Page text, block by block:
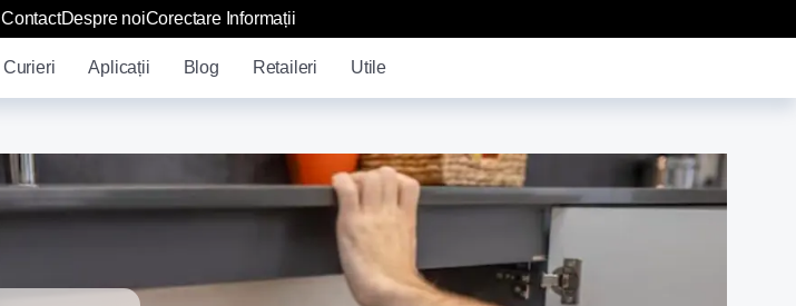
ContactDespre noiCorectare Informații
Curieri Aplicații Blog Retaileri Utile